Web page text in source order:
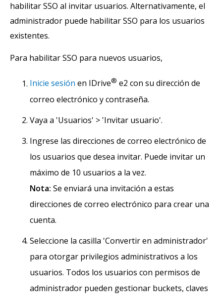
habilitar SSO al invitar usuarios. Alternativamente, el
administrador puede habilitar SSO para los usuarios
existentes.
Para habilitar SSO para nuevos usuarios,
Inicie sesión en IDrive® e2 con su dirección de
correo electrónico y contraseña.
Vaya a 'Usuarios' > 'Invitar usuario'.
Ingrese las direcciones de correo electrónico de
los usuarios que desea invitar. Puede invitar un
máximo de 10 usuarios a la vez.
Nota: Se enviará una invitación a estas
direcciones de correo electrónico para crear una
cuenta.
Seleccione la casilla 'Convertir en administrador'
para otorgar privilegios administrativos a los
usuarios. Todos los usuarios con permisos de
administrador pueden gestionar buckets, claves